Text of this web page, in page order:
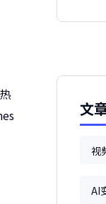
文
视
AI